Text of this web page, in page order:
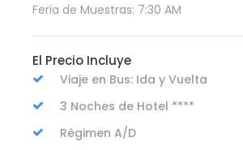
Feria de Muestras: 7:30 AM
El Precio Incluye
Viaje en Bus: Ida y Vuelta
3 Noches de Hotel ****
Régimen A/D